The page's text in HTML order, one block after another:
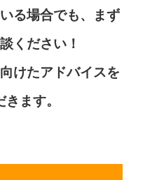
る場合でも、まず
ください！
けたアドバイスを
ます。